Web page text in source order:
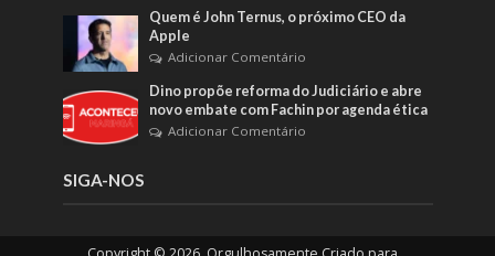
Quem é John Ternus, o próximo CEO da
Apple
Adicionar Comentário
Dino propõe reforma do Judiciário e abre
novo embate com Fachin por agenda ética
Adicionar Comentário
SIGA-NOS